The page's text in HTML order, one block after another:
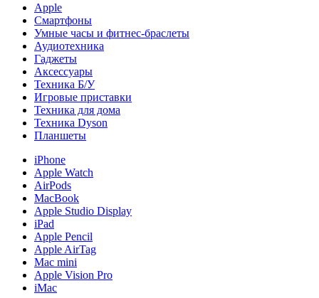
Apple
Смартфоны
Умные часы и фитнес-браслеты
Аудиотехника
Гаджеты
Аксессуары
Техника Б/У
Игровые приставки
Техника для дома
Техника Dyson
Планшеты
iPhone
Apple Watch
AirPods
MacBook
Apple Studio Display
iPad
Apple Pencil
Apple AirTag
Mac mini
Apple Vision Pro
iMac